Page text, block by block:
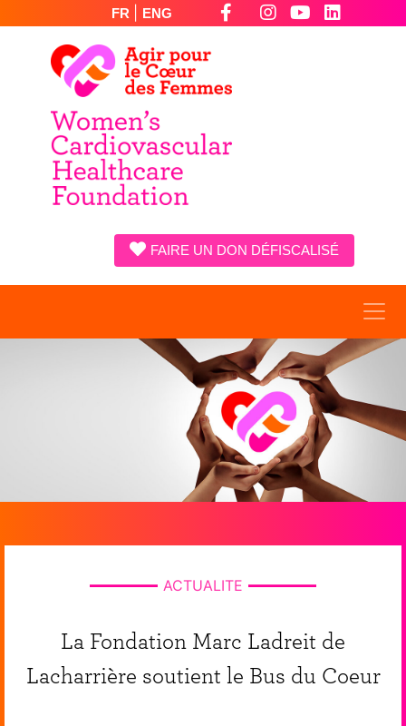
FR ENG
FAIRE UN DON DÉFISCALISÉ
ACTUALITE
La Fondation Marc Ladreit de
Lacharrière soutient le Bus du Coeur